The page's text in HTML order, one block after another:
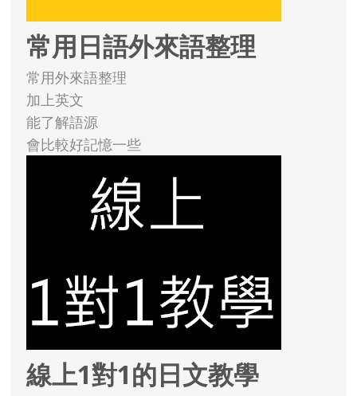
常用日語外來語整理
常用外來語整理
加上英文
能了解語源
會比較好記憶一些
線上1對1的日文教學